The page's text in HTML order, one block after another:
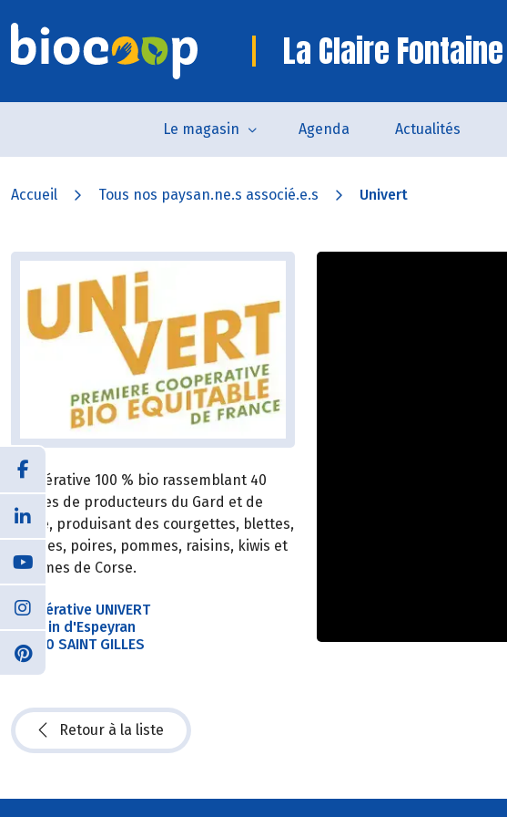
La Claire Fontaine
Le magasin Agenda Actualités
Accueil Tous nos paysan.ne.s associé.e.s Univert
Coopérative 100 % bio rassemblant 40
fermes de producteurs du Gard et de
Corse, produisant des courgettes, blettes,
salades, poires, pommes, raisins, kiwis et
agrumes de Corse.
Coopérative UNIVERT
Chemin d'Espeyran
30800 SAINT GILLES
Retour à la liste